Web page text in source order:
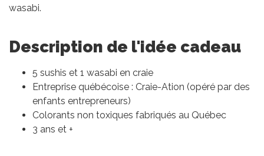
wasabi.
Description de l'idée cadeau
5 sushis et 1 wasabi en craie
Entreprise québécoise : Craie-Ation (opéré par des
enfants entrepreneurs)
Colorants non toxiques fabriqués au Québec
3 ans et +